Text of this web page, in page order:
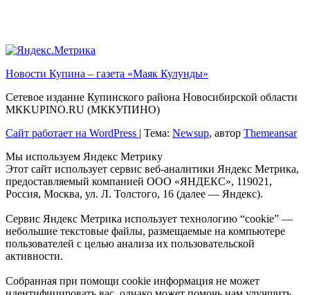
Новости Купина – газета «Маяк Кулунды»
Сетевое издание Купинского района Новосибирской области
МКKUPINO.RU (МККУПИНО)
Сайт работает на WordPress
Тема: Newsup, автор Themeansar
Мы используем Яндекс Метрику
Этот сайт использует сервис веб-аналитики Яндекс Метрика,
предоставляемый компанией ООО «ЯНДЕКС», 119021,
Россия, Москва, ул. Л. Толстого, 16 (далее — Яндекс).
Сервис Яндекс Метрика использует технологию “cookie” —
небольшие текстовые файлы, размещаемые на компьютере
пользователей с целью анализа их пользовательской
активности.
Собранная при помощи cookie информация не может